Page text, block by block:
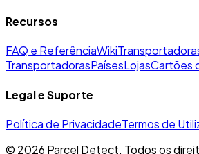
Recursos
FAQ e ReferênciaWiki
TransportadorasPaísesLojasCartões
Legal e Suporte
Política de PrivacidadeTermos de
© 2026 Parcel Detect. Todos os